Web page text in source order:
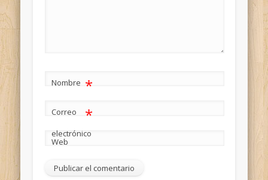
Nombre *
Correo
electrónico
*
Web